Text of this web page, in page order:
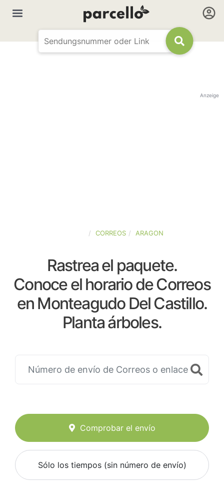
Anzeige
CORREOS ARAGON
Rastrea el paquete.
Conoce el horario de Correos
en Monteagudo Del Castillo.
Planta árboles.
Comprobar el envío
Sólo los tiempos (sin número de envío)